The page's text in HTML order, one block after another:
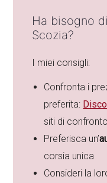
Ha bisogno
Scozia?
I miei consigli:
Confronta i
preferita:
siti di
Preferisca un’
corsia unica
Consideri la